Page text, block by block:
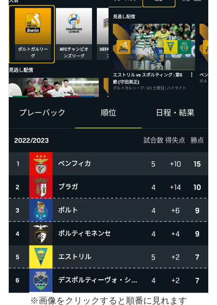
※画像をクリックすると順番に見れます